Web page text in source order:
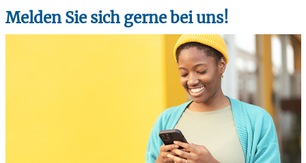
Melden Sie sich gerne bei uns!